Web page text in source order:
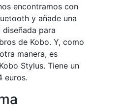
encontramos con
y añade una
para
de Kobo. Y, como
manera, es
Stylus. Tiene un
euros.